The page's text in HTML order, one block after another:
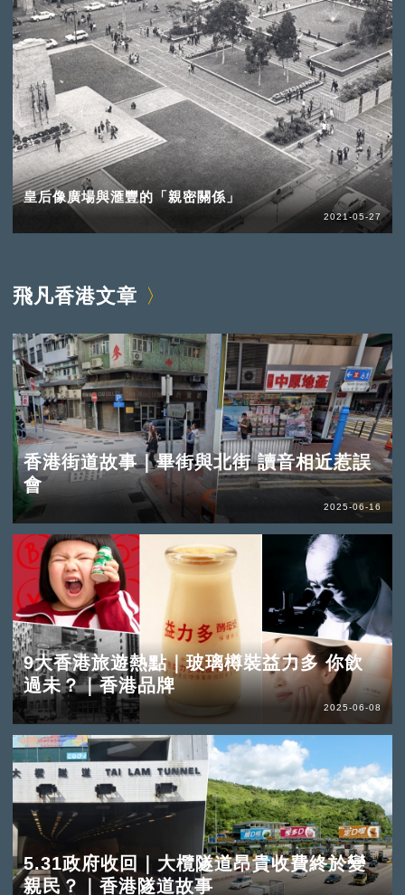
皇后像廣場與滙豐的「親密關係」
2021-05-27
飛凡香港文章
香港街道故事｜畢街與北街 讀音相近惹誤
會
2025-06-16
9大香港旅遊熱點｜玻璃樽裝益力多 你飲
過未？｜香港品牌
2025-06-08
5.31政府收回｜大欖隧道昂貴收費終於變
親民？｜香港隧道故事